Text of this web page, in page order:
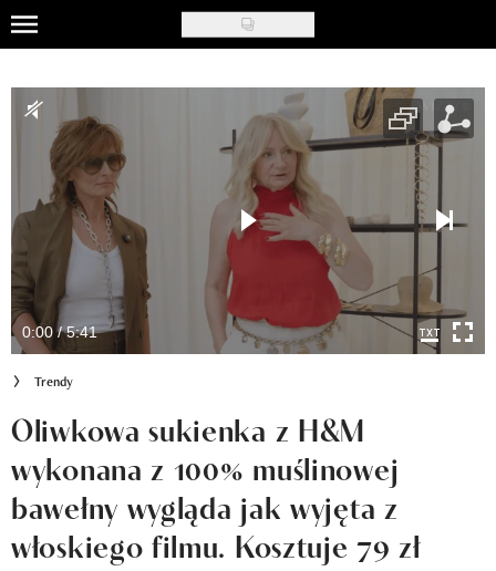
Skip
to
main
content
Moda
Ślub i wesele
Styl życia
Nasze akcje
Inspiracje
Klub Recenzentki
Newsy
Newsletter
Wizaz Summer Influ School
0:00 / 5:41
Trendy
Oliwkowa sukienka z H&M
wykonana z 100% muślinowej
bawełny wygląda jak wyjęta z
włoskiego filmu. Kosztuje 79 zł